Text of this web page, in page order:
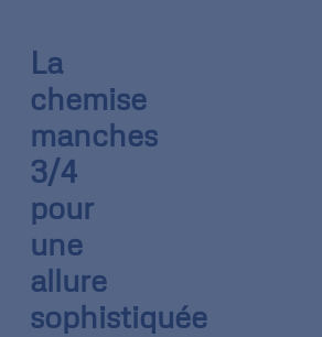
La
chemise
manches
3/4
pour
une
allure
sophistiquée